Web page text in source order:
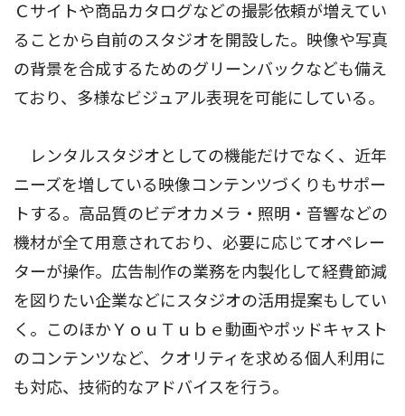
Ｃサイトや商品カタログなどの撮影依頼が増えてい
ることから自前のスタジオを開設した。映像や写真
の背景を合成するためのグリーンバックなども備え
ており、多様なビジュアル表現を可能にしている。
レンタルスタジオとしての機能だけでなく、近年
ニーズを増している映像コンテンツづくりもサポー
トする。高品質のビデオカメラ・照明・音響などの
機材が全て用意されており、必要に応じてオペレー
ターが操作。広告制作の業務を内製化して経費節減
を図りたい企業などにスタジオの活用提案もしてい
く。このほかＹｏｕＴｕｂｅ動画やポッドキャスト
のコンテンツなど、クオリティを求める個人利用に
も対応、技術的なアドバイスを行う。